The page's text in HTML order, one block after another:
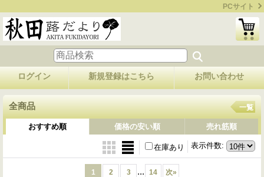
PCサイト
ログイン 新規登録はこちら お問い合わせ
全商品 一覧
おすすめ順 価格の安い順 売れ筋順
表示件数:
在庫あり
1 2 3 ... 14 次»